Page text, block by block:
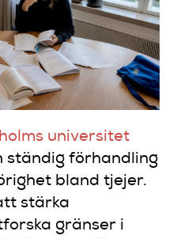
universitet
ständig förhandling
bland tjejer.
stärka
gränser i